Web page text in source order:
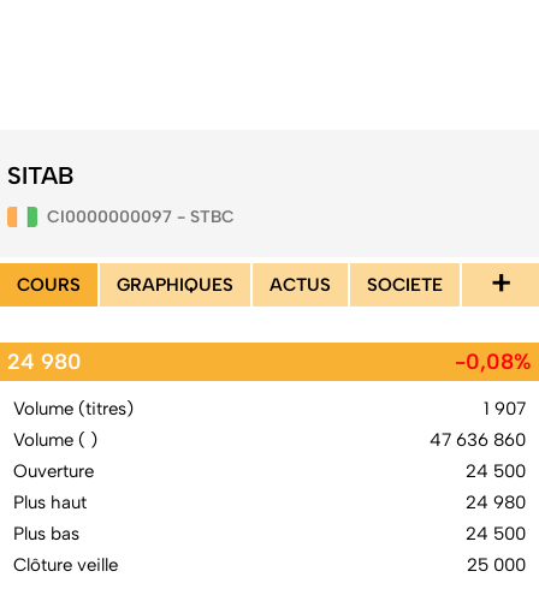
SITAB
CI0000000097 - STBC
COURS GRAPHIQUES ACTUS SOCIETE +
24 980 -0,08%
Volume (titres)
1 907
Volume ( )
47 636 860
Ouverture
24 500
Plus haut
24 980
Plus bas
24 500
Clôture veille
25 000